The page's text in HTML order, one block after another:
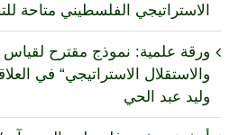
الاستراتيجي الفلسطيني متاحة
ورقة علمية: نموذج مقترح لقياس
والاستقلال الاستراتيجي“ في
وليد عبد الحي